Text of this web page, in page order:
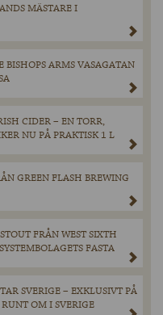
MÄSTARE I
ARMS VASAGATAN
CIDER – EN TORR,
NU PÅ PRAKTISK 1 L
GREEN FLASH BREWING
FRÅN WEST SIXTH
FASTA
SVERIGE – EXKLUSIVT PÅ
OM I SVERIGE